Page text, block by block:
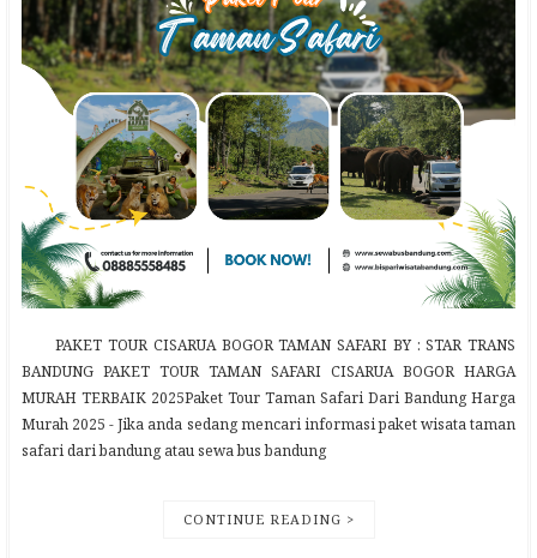
PAKET TOUR CISARUA BOGOR TAMAN SAFARI BY : STAR TRANS
BANDUNG PAKET TOUR TAMAN SAFARI CISARUA BOGOR HARGA
MURAH TERBAIK 2025Paket Tour Taman Safari Dari Bandung Harga
Murah 2025 - Jika anda sedang mencari informasi paket wisata taman
safari dari bandung atau sewa bus bandung
CONTINUE READING >